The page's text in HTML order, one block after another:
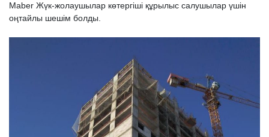
Maber Жүк-жолаушылар көтергіші құрылыс салушылар үшін
оңтайлы шешім болды.